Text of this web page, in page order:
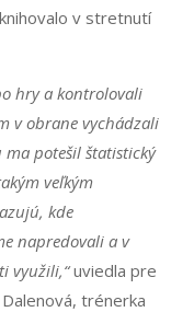
v stretnutí
hry a kontrolovali
v obrane vychádzali
potešil štatistický
veľkým
kde
napredovali a v
využili,“uviedla pre
trénerka